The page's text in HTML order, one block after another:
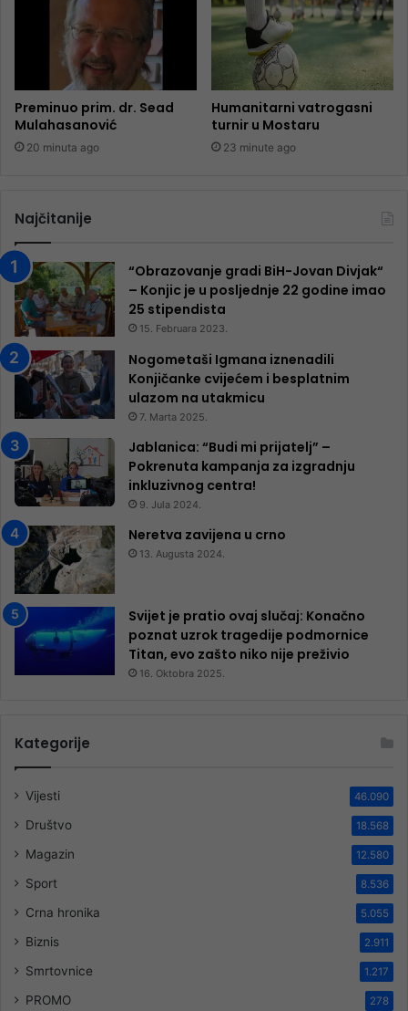
Preminuo prim. dr. Sead
Mulahasanović
20 minuta ago
Humanitarni vatrogasni
turnir u Mostaru
23 minute ago
Najčitanije
“Obrazovanje gradi BiH-Jovan Divjak“
– Konjic je u posljednje 22 godine imao
25 ​​stipendista
15. Februara 2023.
Nogometaši Igmana iznenadili
Konjičanke cvijećem i besplatnim
ulazom na utakmicu
7. Marta 2025.
Jablanica: “Budi mi prijatelj” –
Pokrenuta kampanja za izgradnju
inkluzivnog centra!
9. Jula 2024.
Neretva zavijena u crno
13. Augusta 2024.
Svijet je pratio ovaj slučaj: Konačno
poznat uzrok tragedije podmornice
Titan, evo zašto niko nije preživio
16. Oktobra 2025.
Kategorije
Vijesti 46.090
Društvo 18.568
Magazin 12.580
Sport 8.536
Crna hronika 5.055
Biznis 2.911
Smrtovnice 1.217
PROMO 278